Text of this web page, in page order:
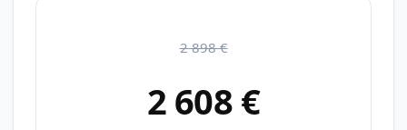
2 898 €
2 608 €